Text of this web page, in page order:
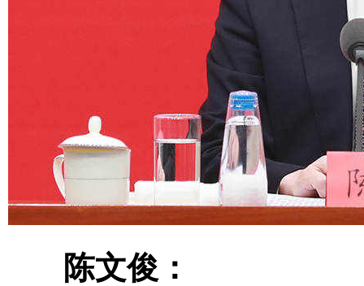
陈文俊：